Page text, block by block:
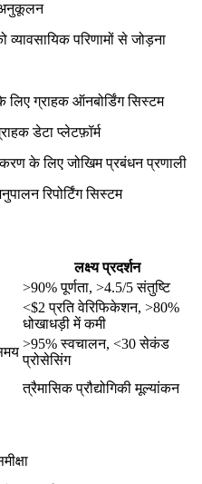
व्यावसायिक परिणामों से जोड़ना
ग्राहक ऑनबोर्डिंग सिस्टम
डेटा प्लेटफ़ॉर्म
के लिए जोखिम प्रबंधन प्रणाली
रिपोर्टिंग सिस्टम
लक्ष्य प्रदर्शन
>90% पूर्णता, >4.5/5 संतुष्टि
<$2 प्रति वेरिफिकेशन, >80%
धोखाधड़ी में कमी
>95% स्वचालन, <30 सेकंड
प्रोसेसिंग
त्रैमासिक प्रौद्योगिकी मूल्यांकन